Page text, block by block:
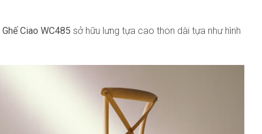
Ghế Ciao WC485 sở hữu lưng tựa cao thon dài tựa như hình